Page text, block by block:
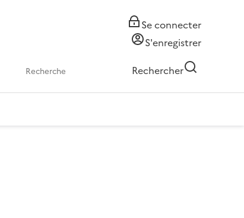
Se connecter
S'enregistrer
Rechercher